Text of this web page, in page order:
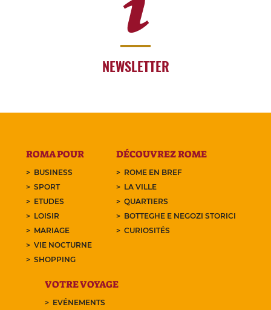
NEWSLETTER
ROMA POUR
BUSINESS
SPORT
ETUDES
LOISIR
MARIAGE
VIE NOCTURNE
SHOPPING
DÉCOUVREZ ROME
ROME EN BREF
LA VILLE
QUARTIERS
BOTTEGHE E NEGOZI STORICI
CURIOSITÉS
VOTRE VOYAGE
EVÉNEMENTS